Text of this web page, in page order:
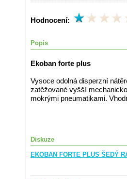
Hodnocení:
Popis
Ekoban forte plus
Vysoce odolná disperzní
zatěžované vyšší
mokrými pneumatikami.
Diskuze
EKOBAN FORTE PLUS ŠEDÝ